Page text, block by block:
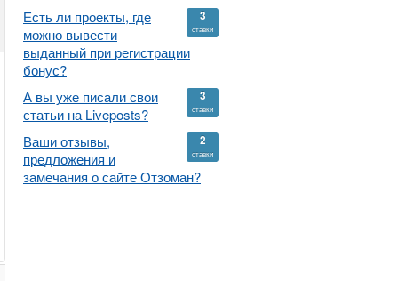
3
ставки
Есть ли проекты, где
можно вывести
выданный при регистрации
бонус?
3
ставки
А вы уже писали свои
статьи на Liveposts?
2
ставки
Ваши отзывы,
предложения и
замечания о сайте Отзоман?